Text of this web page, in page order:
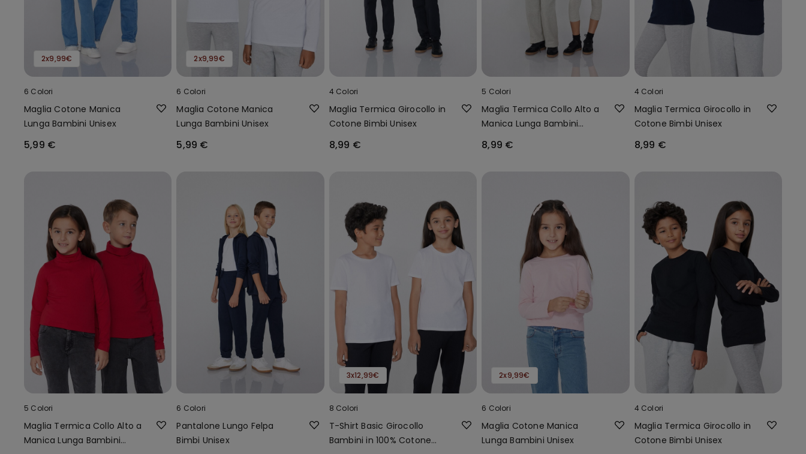
2x9,99€
6 Colori
Maglia Cotone Manica
Lunga Bambini Unisex
5,99 €
2x9,99€
6 Colori
Maglia Cotone Manica
Lunga Bambini Unisex
5,99 €
4 Colori
Maglia Termica Girocollo in
Cotone Bimbi Unisex
8,99 €
5 Colori
Maglia Termica Collo Alto a
Manica Lunga Bambini
8,99 €
4 Colori
Maglia Termica Girocollo in
Cotone Bimbi Unisex
8,99 €
5 Colori
Maglia Termica Collo Alto a
Manica Lunga Bambini
6 Colori
Pantalone Lungo Felpa
Bimbi Unisex
3x12,99€
8 Colori
T-Shirt Basic Girocollo
Bambini in 100% Cotone
2x9,99€
6 Colori
Maglia Cotone Manica
Lunga Bambini Unisex
4 Colori
Maglia Termica Girocollo in
Cotone Bimbi Unisex